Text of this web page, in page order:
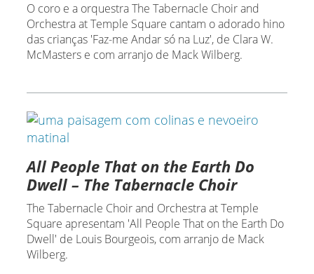
O coro e a orquestra The Tabernacle Choir and
Orchestra at Temple Square cantam o adorado hino
das crianças 'Faz-me Andar só na Luz', de Clara W.
McMasters e com arranjo de Mack Wilberg.
All People That on the Earth Do
Dwell – The Tabernacle Choir
The Tabernacle Choir and Orchestra at Temple
Square apresentam 'All People That on the Earth Do
Dwell' de Louis Bourgeois, com arranjo de Mack
Wilberg.